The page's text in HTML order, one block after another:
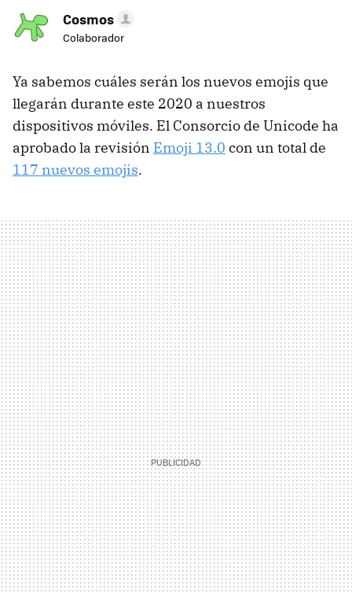
Cosmos
Colaborador
Ya sabemos cuáles serán los nuevos emojis que
llegarán durante este 2020 a nuestros
dispositivos móviles. El Consorcio de Unicode ha
aprobado la revisión Emoji 13.0 con un total de
117 nuevos emojis.